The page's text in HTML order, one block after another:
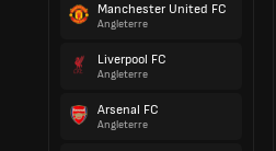
Manchester United FC
Angleterre
Liverpool FC
Angleterre
Arsenal FC
Angleterre